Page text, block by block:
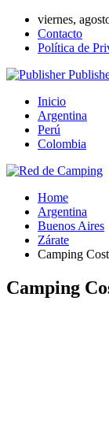
viernes,
Contacto
Política de
Inicio
Argentina
Perú
Colombia
Home
Argentina
Buenos Aires
Zárate
Camping
Camping